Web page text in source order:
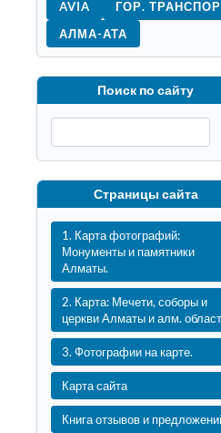
AVIA
ГОР.
АЛМА-АТА
Поиск по сайту
Страницы сайта
1. Карта фотографий:
Монументы и памятники
Алматы.
2. Карта: Мечети, соборы и
церкви Алматы и алм.
3. Фотографии на карте.
Карта сайта
Книга отзывов и